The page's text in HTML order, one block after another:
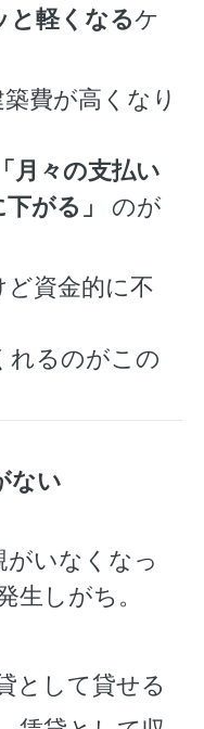
と軽くなるケ
費が高くなり
「月々の支払い
がる」
のが
ど資金的に不
れるのがこの
ない
いなくなっ
生しがち。
として貸せる